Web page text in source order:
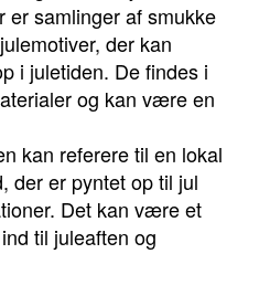
er samlinger af smukke
der kan
i juletiden. De findes i
og kan være en
kan referere til en lokal
der er pyntet op til jul
Det kan være et
til juleaften og